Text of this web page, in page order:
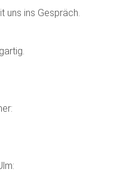
uns ins Gespräch.